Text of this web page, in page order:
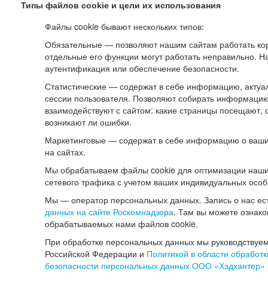
Типы файлов cookie и цели их использования
Файлы cookie бывают нескольких типов:
Обязательные — позволяют нашим сайтам работать
отдельные его функции могут работать неправильно.
аутентификация или обеспечение безопасности.
Статистические — содержат в себе информацию,
сессии пользователя. Позволяют собирать
взаимодействуют с сайтом: какие страницы посещают,
возникают ли ошибки.
Маркетинговые — содержат в себе информацию о
на сайтах.
Мы обрабатываем файлы cookie для оптимизации
сетевого трафика с учетом ваших индивидуальных
Мы — оператор персональных данных. Запись о нас
данных на сайте Роскомнадзора. Там вы можете
обрабатываемых нами файлов cookie.
При обработке персональных данных мы
Российской Федерации и Политикой в области
безопасности персональных данных ООО «Хэдхантер»